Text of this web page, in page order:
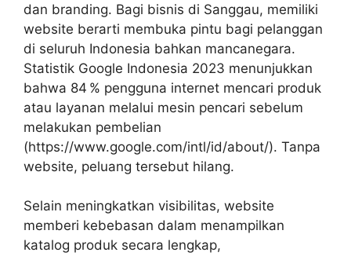
dan branding. Bagi bisnis di Sanggau, memiliki
website berarti membuka pintu bagi pelanggan
di seluruh Indonesia bahkan mancanegara.
Statistik Google Indonesia 2023 menunjukkan
bahwa 84 % pengguna internet mencari produk
atau layanan melalui mesin pencari sebelum
melakukan pembelian
(https://www.google.com/intl/id/about/). Tanpa
website, peluang tersebut hilang.
Selain meningkatkan visibilitas, website
memberi kebebasan dalam menampilkan
katalog produk secara lengkap,